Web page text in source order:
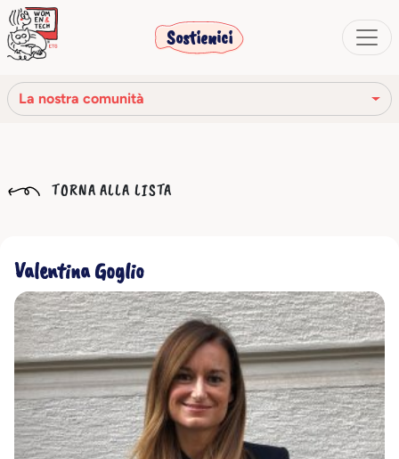
Sostienici
La nostra comunità
La nostra storia
Il nostro network
La nostra comunità
TORNA ALLA LISTA
Valentina Goglio